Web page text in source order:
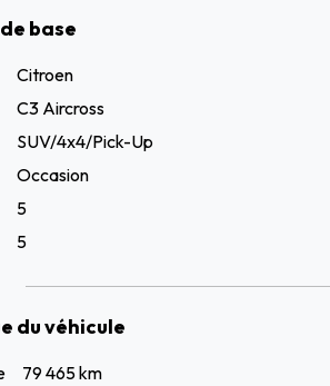
base
Citroen
C3 Aircross
SUV/4x4/Pick-Up
Occasion
5
5
du véhicule
79 465 km